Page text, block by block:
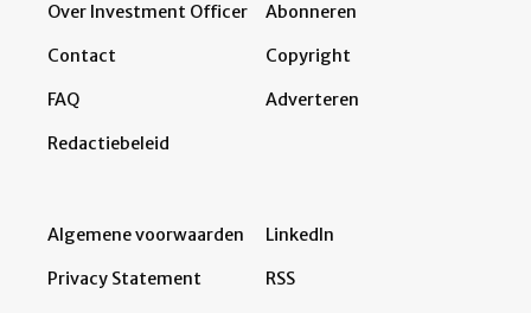
Over Investment Officer
Contact
FAQ
Redactiebeleid
Abonneren
Copyright
Adverteren
Algemene voorwaarden
Privacy Statement
LinkedIn
RSS